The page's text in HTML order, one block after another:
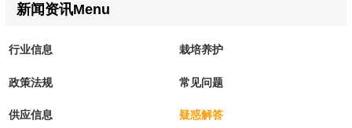
新闻资讯Menu
行业信息 栽培养护
政策法规 常见问题
供应信息 疑惑解答